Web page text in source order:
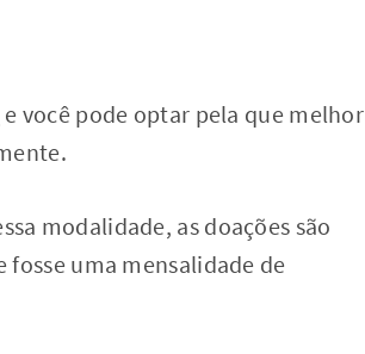
e você pode optar pela que melhor
modalidade, as doações são
uma mensalidade de